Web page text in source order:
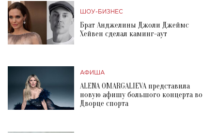
ШОУ-БИЗНЕС
Брат Анджелины Джоли Джеймс
Хейвен сделал каминг-аут
АФИША
ALENA OMARGALIEVA представила
новую афишу большого концерта во
Дворце спорта